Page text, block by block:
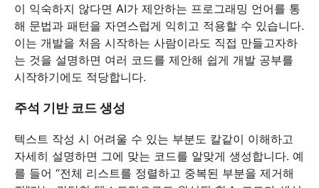
이 익숙하지 않다면 AI가 제안하는 프로그래밍 언어를 통
해 문법과 패턴을 자연스럽게 익히고 적용할 수 있습니다.
이는 개발을 처음 시작하는 사람이라도 직접 만들고자하
는 것을 설명하면 여러 코드를 제안해 쉽게 개발 공부를
시작하기에도 적당합니다.
주석 기반 코드 생성
텍스트 작성 시 어려울 수 있는 부분도 칼같이 이해하고
자세히 설명하면 그에 맞는 코드를 알맞게 생성합니다. 예
를 들어 “전체 리스트를 정렬하고 중복된 부분을 제거해